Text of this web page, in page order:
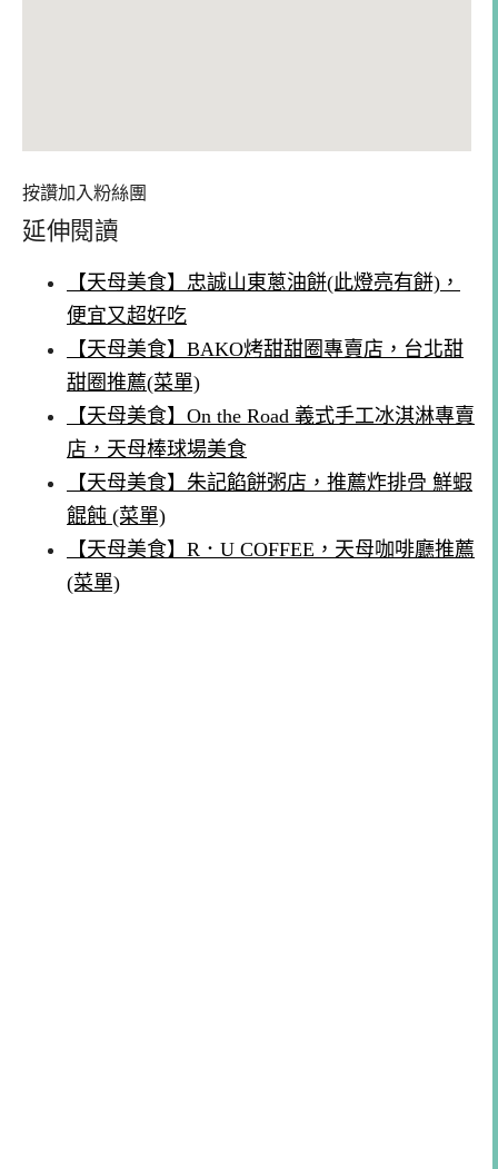
按讚加入粉絲團
延伸閱讀
【天母美食】忠誠山東蔥油餅(此燈亮有餅)，
便宜又超好吃
【天母美食】BAKO烤甜甜圈專賣店，台北甜
甜圈推薦(菜單)
【天母美食】On the Road 義式手工冰淇淋專賣
店，天母棒球場美食
【天母美食】朱記餡餅粥店，推薦炸排骨 鮮蝦
餛飩 (菜單)
【天母美食】R．U COFFEE，天母咖啡廳推薦
(菜單)